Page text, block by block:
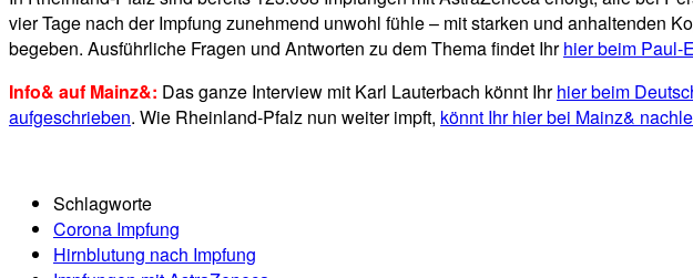
vier Tage nach der Impfung zunehmend unwohl fühle – mit starken und anhaltenden
begeben. Ausführliche Fragen und Antworten zu dem Thema findet Ihrhier beim Paul-
Info& auf Mainz&: Das ganze Interview mit Karl Lauterbach könnt Ihrhier beim
aufgeschrieben. Wie Rheinland-Pfalz nun weiter impft, könnt Ihr hier bei Mainz&
Schlagworte
Corona Impfung
Hirnblutung nach Impfung